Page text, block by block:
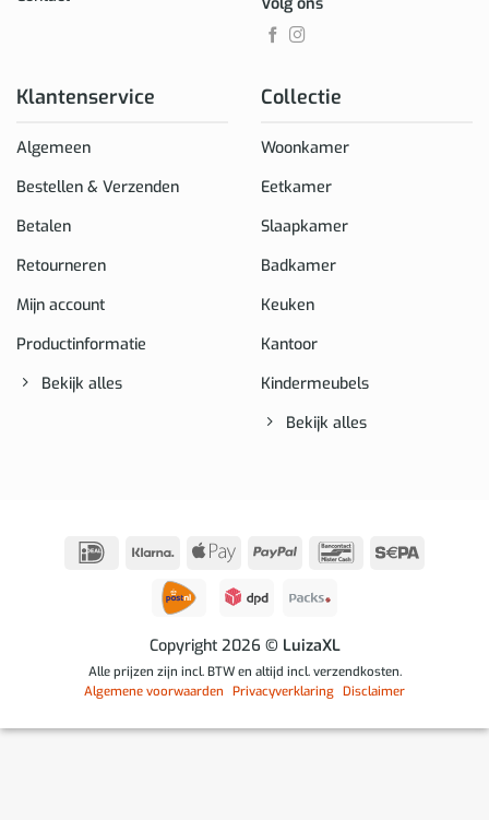
Klantenservice
Algemeen
Bestellen & Verzenden
Betalen
Retourneren
Mijn account
Productinformatie
Bekijk alles
Collectie
Woonkamer
Eetkamer
Slaapkamer
Badkamer
Keuken
Kantoor
Kindermeubels
Bekijk alles
IDeal Klarna
Apple
PayPal BancontactSepa
Copyright 2026 © LuizaXL
Alle prijzen zijn incl. BTW en altijd incl. verzendkosten.
Algemene voorwaarden Privacyverklaring Disclaimer